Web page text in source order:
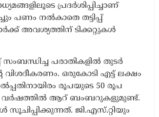
പ്രദർശിപ്പിച്ചാണ്
പണം നൽകാതെ തട്ടിപ്പ്
അവശ്യത്തിന് ടിക്കറ്റുകൾ
പരാതികളിൽ തുടർ
വിശദീകരണം. ഒരുകോടി എട്ട് ലക്ഷം
രൂപയുടെ 50 രൂപ
വർഷത്തിൽ ആറ് ബംബറുകളുമുണ്ട്.
ജി.എസ്.റ്റിയും